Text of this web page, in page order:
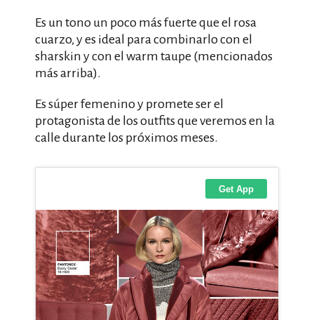
Es un tono un poco más fuerte que el rosa
cuarzo, y es ideal para combinarlo con el
sharskin y con el warm taupe (mencionados
más arriba).
Es súper femenino y promete ser el
protagonista de los outfits que veremos en la
calle durante los próximos meses.